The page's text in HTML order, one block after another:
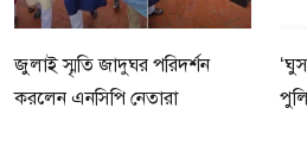
জুলাই স্মৃতি জাদুঘর পরিদর্শন
করলেন এনসিপি নেতারা